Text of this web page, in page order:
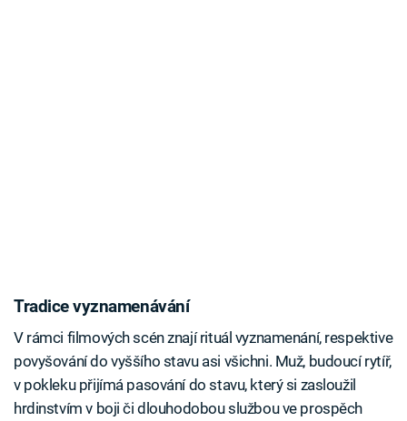
Tradice vyznamenávání
V rámci filmových scén znají rituál vyznamenání, respektive
povyšování do vyššího stavu asi všichni. Muž, budoucí rytíř,
v pokleku přijímá pasování do stavu, který si zasloužil
hrdinstvím v boji či dlouhodobou službou ve prospěch